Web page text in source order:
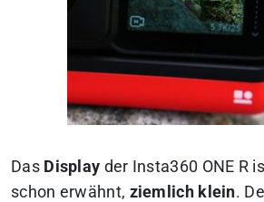
Das Display der Insta360 ONE R
schon erwähnt, ziemlich klein.